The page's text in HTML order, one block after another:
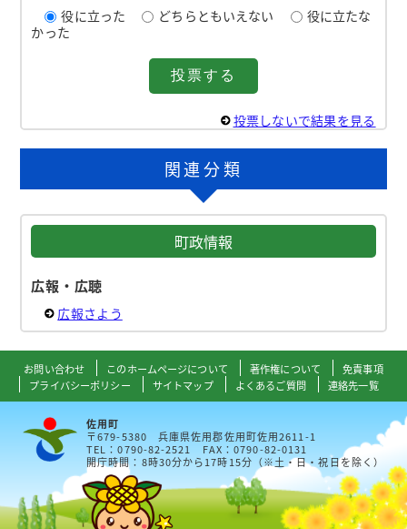
役に立った
どちらともいえない
役に立たな
かった
投票しないで結果を見る
関連分類
町政情報
広報・広聴
広報さよう
お問い合わせ このホームページについて 著作権について
免責事項
プライバシーポリシー
サイトマップ よくあるご質問 連絡先一覧
佐用町
〒679-5380 兵庫県佐用郡佐用町佐用2611-1
TEL：0790-82-2521 FAX：0790-82-0131
開庁時間：8時30分から17時15分（※土・日・祝日を除く）